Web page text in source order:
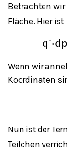
Betrachten
Fläche. Hier ist
q˙⋅d p
Wenn wir
Koordinaten
Nun ist der
Teilchen